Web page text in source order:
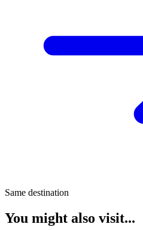
Same destination
You might also visit...